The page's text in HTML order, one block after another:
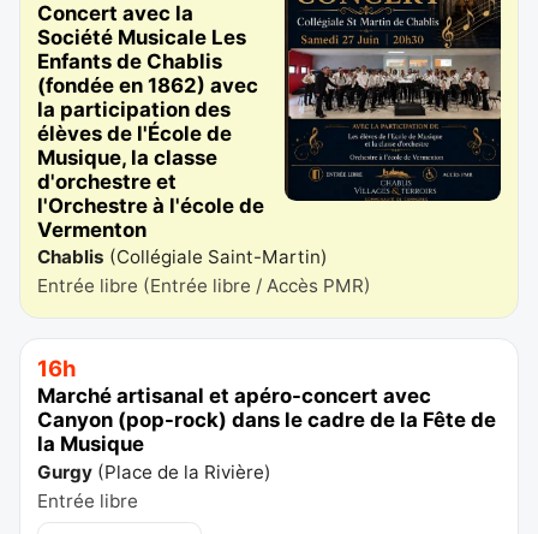
Concert avec la
Société Musicale Les
Enfants de Chablis
(fondée en 1862) avec
la participation des
élèves de l'École de
Musique, la classe
d'orchestre et
l'Orchestre à l'école de
Vermenton
Chablis (Collégiale Saint-Martin)
Entrée libre (Entrée libre / Accès PMR)
16h
Marché artisanal et apéro-concert avec
Canyon (pop-rock) dans le cadre de la Fête de
la Musique
Gurgy (Place de la Rivière)
Entrée libre